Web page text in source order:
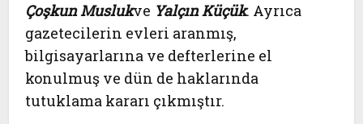
Çoşkun Muslukve Yalçın Küçük. Ayrıca
gazetecilerin evleri aranmış,
bilgisayarlarına ve defterlerine el
konulmuş ve dün de haklarında
tutuklama kararı çıkmıştır.